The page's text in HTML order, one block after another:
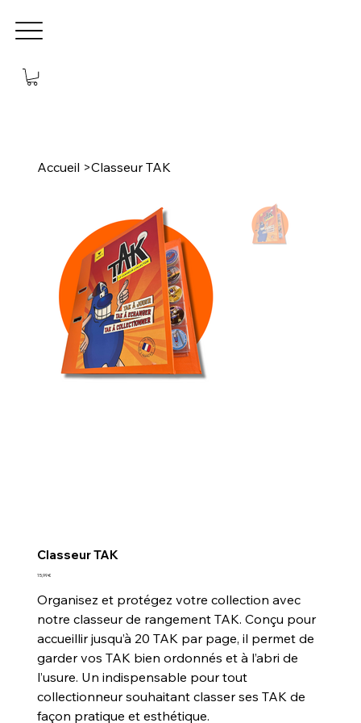
Accueil >Classeur TAK
Classeur TAK
Prix
15,99 €
Organisez et protégez votre collection avec
notre classeur de rangement TAK. Conçu pour
accueillir jusqu’à 20 TAK par page, il permet de
garder vos TAK bien ordonnés et à l’abri de
l’usure. Un indispensable pour tout
collectionneur souhaitant classer ses TAK de
façon pratique et esthétique.